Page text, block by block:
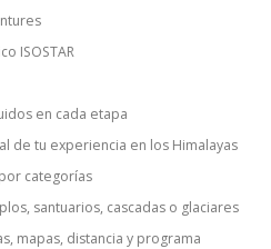
ISOSTAR
en cada etapa
de tu experiencia en los Himalayas
categorías
santuarios, cascadas o glaciares
mapas, distancia y programa